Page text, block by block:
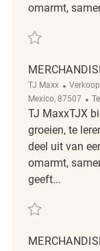
omarmt,
Redden
TJ Maxx
Mexico, 87507
TJ MaxxTJX
groeien, te
deel uit van
omarmt,
geeft...
Redden